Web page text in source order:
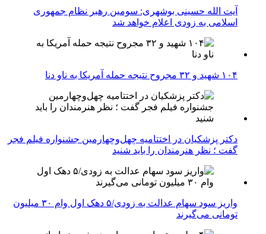
آیت الله حسینی بوشهری: سومین رهبر نظام جمهوری
اسلامی به زودی اعلام خواهد شد
۱۰۴ شهید و ۳۲ مجروح نتیجه حمله آمریکا به ناو دنا
دکتر پزشکیان در اختتامیه چهل‌وچهارمین جشنواره فیلم فجر
گفت ؛ نظر هنرمندان را باید شنید
واریز سود سهام عدالت به زودی/۵ دهک اول وام ۳۰ میلیون
تومانی می‌گیرند